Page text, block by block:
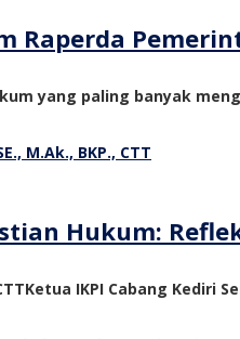
Raperda
yang paling banyak
Hukum:
IKPI Cabang